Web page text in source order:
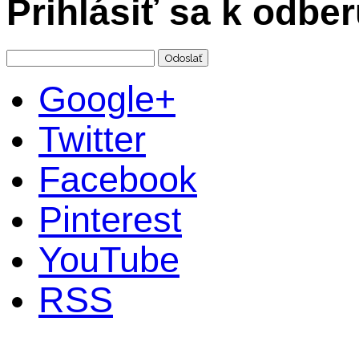
Prihlásiť sa k
Google+
Twitter
Facebook
Pinterest
YouTube
RSS